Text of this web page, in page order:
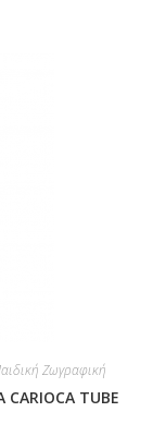
Ζωγραφική
TUBE